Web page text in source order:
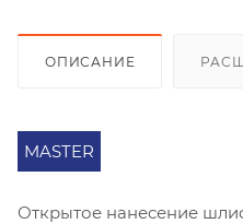
ОПИСАНИЕ
MASTER
Открытое нанесение